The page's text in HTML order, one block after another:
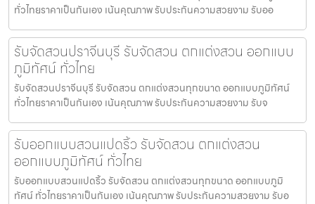
ทั่วไทยราคาเป็นกันเอง เน้นคุณภาพ รับประกันความสวยงาม รับออ
รับจัดสวนปราจีนบุรี รับจัดสวน ตกแต่งสวน ออกแบบ
ภูมิทัศน์ ทั่วไทย
รับจัดสวนปราจีนบุรี รับจัดสวน ตกแต่งสวนทุกขนาด ออกแบบภูมิทัศน์
ทั่วไทยราคาเป็นกันเอง เน้นคุณภาพ รับประกันความสวยงาม รับจ
รับออกแบบสวนแปดริ้ว รับจัดสวน ตกแต่งสวน
ออกแบบภูมิทัศน์ ทั่วไทย
รับออกแบบสวนแปดริ้ว รับจัดสวน ตกแต่งสวนทุกขนาด ออกแบบภูมิ
ทัศน์ ทั่วไทยราคาเป็นกันเอง เน้นคุณภาพ รับประกันความสวยงาม รับอ